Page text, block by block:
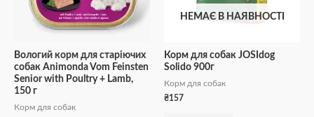
Вологий корм для старіючих
собак Animonda Vom Feinsten
Senior with Poultry + Lamb,
150 г
Корм для собак
НЕМАЄ В НАЯВНОСТІ
Корм для собак JOSIdog
Solido 900г
Корм для собак
₴157